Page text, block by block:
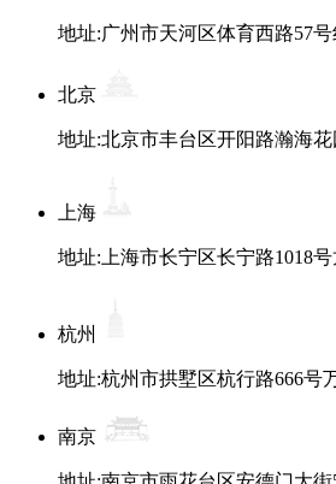
地址:广州市天河区体育西路57
北京
地址:北京市丰台区开阳路瀚海花
上海
地址:上海市长宁区长宁路1018
杭州
地址:杭州市拱墅区杭行路666号
南京